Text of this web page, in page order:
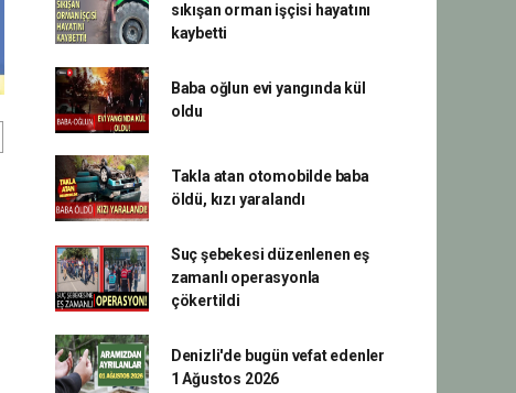
sıkışan orman işçisi hayatını
kaybetti
Baba oğlun evi yangında kül
oldu
Takla atan otomobilde baba
öldü, kızı yaralandı
Suç şebekesi düzenlenen eş
zamanlı operasyonla
çökertildi
Denizli'de bugün vefat edenler
1 Ağustos 2026